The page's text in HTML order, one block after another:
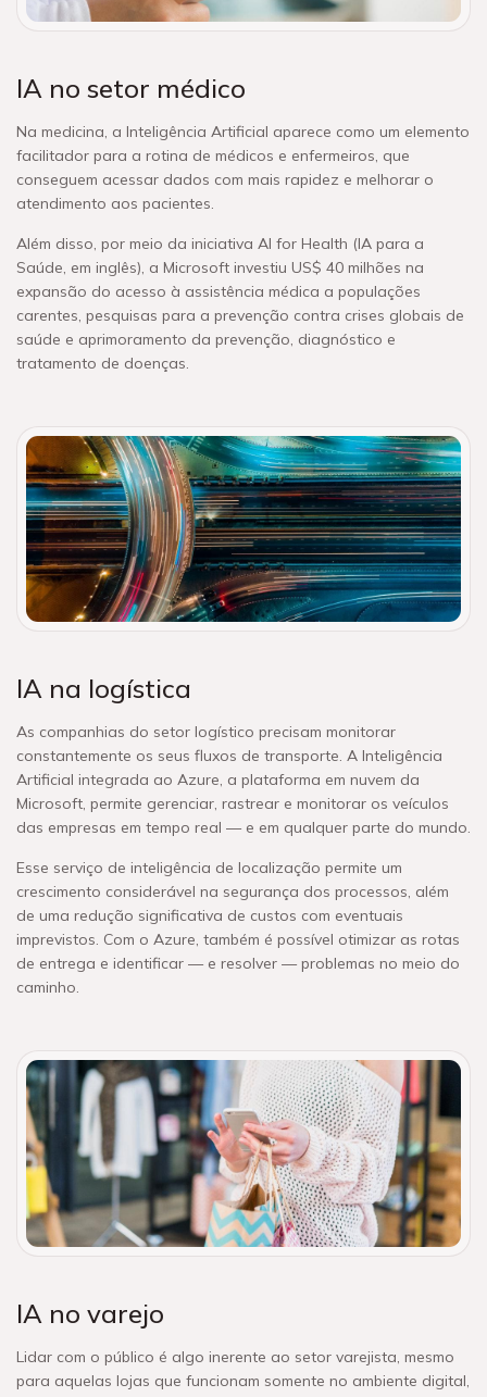
IA no setor médico
Na medicina, a Inteligência Artificial aparece como um elemento
facilitador para a rotina de médicos e enfermeiros, que
conseguem acessar dados com mais rapidez e melhorar o
atendimento aos pacientes.
Além disso, por meio da iniciativa AI for Health (IA para a
Saúde, em inglês), a Microsoft investiu US$ 40 milhões na
expansão do acesso à assistência médica a populações
carentes, pesquisas para a prevenção contra crises globais de
saúde e aprimoramento da prevenção, diagnóstico e
tratamento de doenças.
IA na logística
As companhias do setor logístico precisam monitorar
constantemente os seus fluxos de transporte. A Inteligência
Artificial integrada ao Azure, a plataforma em nuvem da
Microsoft, permite gerenciar, rastrear e monitorar os veículos
das empresas em tempo real — e em qualquer parte do mundo.
Esse serviço de inteligência de localização permite um
crescimento considerável na segurança dos processos, além
de uma redução significativa de custos com eventuais
imprevistos. Com o Azure, também é possível otimizar as rotas
de entrega e identificar — e resolver — problemas no meio do
caminho.
IA no varejo
Lidar com o público é algo inerente ao setor varejista, mesmo
para aquelas lojas que funcionam somente no ambiente digital,